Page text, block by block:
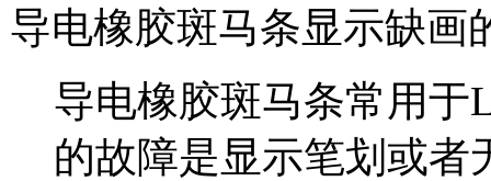
导电橡胶斑马条显示缺画
导电橡胶斑马条常用于
的故障是显示笔划或者